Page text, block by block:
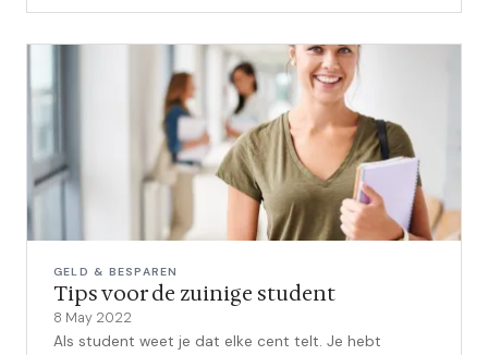
GELD & BESPAREN
Tips voor de zuinige student
8 May 2022
Als student weet je dat elke cent telt. Je hebt